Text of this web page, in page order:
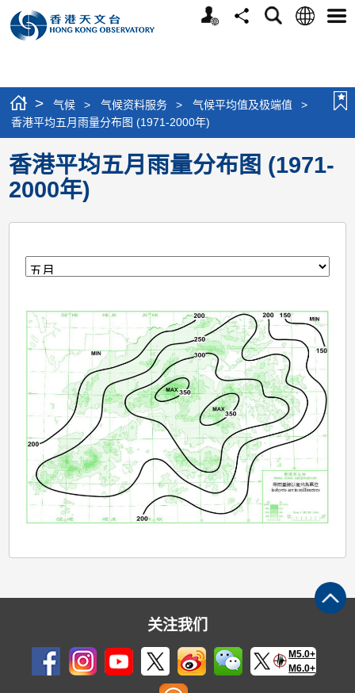
个
分
搜
语
选
> 气候 > 气候资料服务 > 气候平均值及极端值
>
香港平均五月雨量分布图 (1971-2000年)
香港平均五月雨量分布图 (1971-
2000年)
月
关注我们
M5.0+
M6.0+